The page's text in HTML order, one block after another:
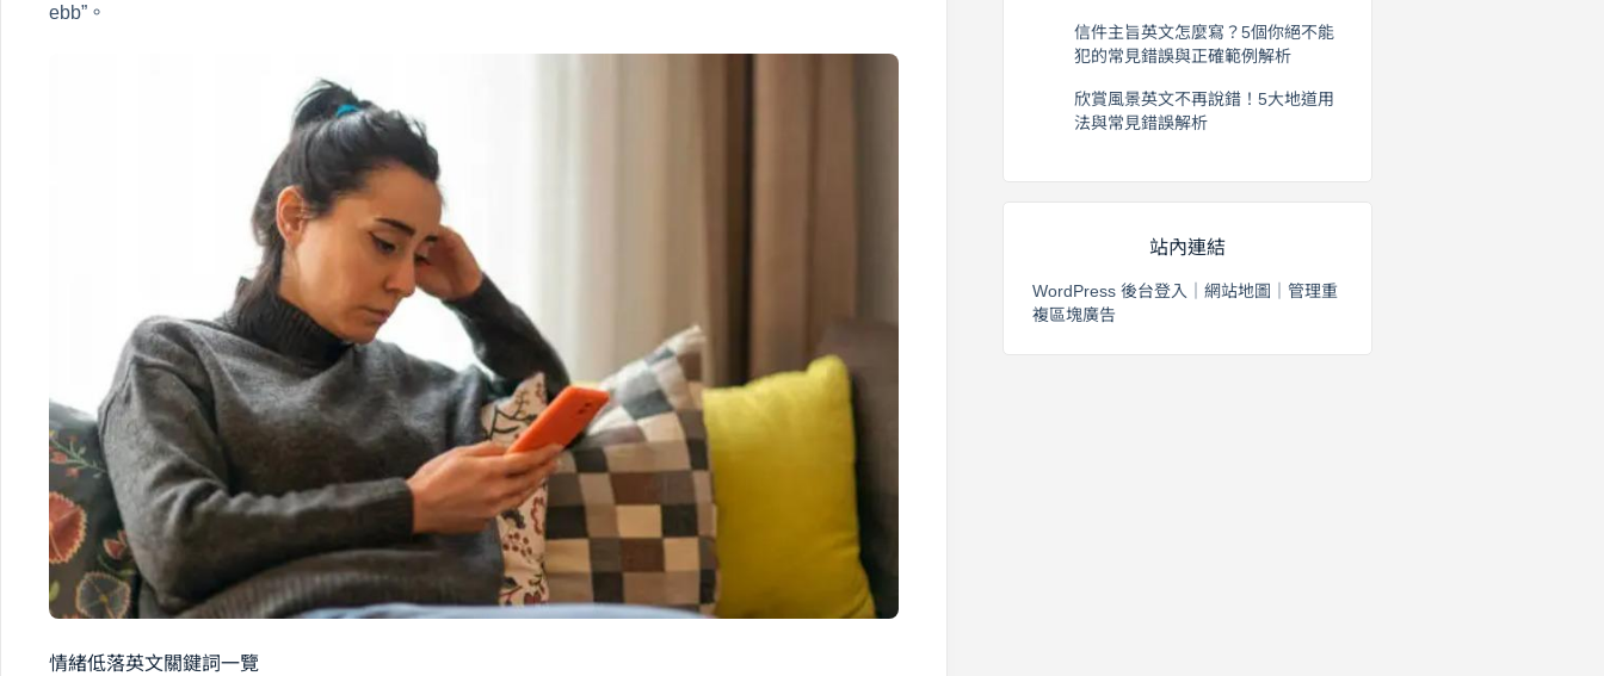
ebb”。
情緒低落英文關鍵詞一覽
信件主旨英文怎麼寫？5個你絕不能
犯的常見錯誤與正確範例解析
欣賞風景英文不再說錯！5大地道用
法與常見錯誤解析
站內連結
WordPress 後台登入 網站地圖
管理重
複區塊廣告